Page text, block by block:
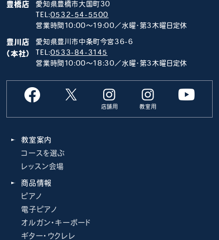
豊橋店
愛知県豊橋市大国町30
TEL:0532-54-5500
営業時間10:00～19:00／水曜･第3木曜日定休
豊川店
（本社）
愛知県豊川市中条町今宮36-6
TEL:0533-84-3145
営業時間10:00～18:30／水曜･第3木曜日定休
店舗用 教室用
教室案内
コースを選ぶ
レッスン会場
商品情報
ピアノ
電子ピアノ
オルガン・キーボード
ギター・ウクレレ